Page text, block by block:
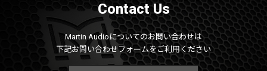
Contact Us
Martin Audioについてのお問い合わせは
下記お問い合わせフォームをご利用ください